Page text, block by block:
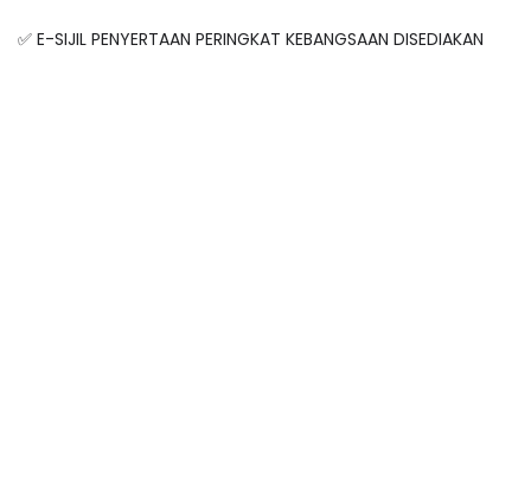
✅ E-SIJIL PENYERTAAN PERINGKAT KEBANGSAAN DISEDIAKAN